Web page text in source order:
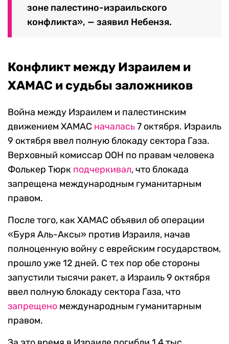
зоне палестино-израильского
конфликта», — заявил Небензя.
Конфликт между Израилем и
ХАМАС и судьбы заложников
Война между Израилем и палестинским
движением ХАМАС началась7 октября. Израиль
9 октября ввел полную блокаду сектора Газа.
Верховный комиссар ООН по правам человека
Фолькер Тюрк подчеркивал, что блокада
запрещена международным гуманитарным
правом.
После того, как ХАМАС объявил об операции
«Буря Аль-Аксы» против Израиля, начав
полноценную войну с еврейским государством,
прошло уже 12 дней. С тех пор обе стороны
запустили тысячи ракет, а Израиль 9 октября
ввел полную блокаду сектора Газа, что
запрещено международным гуманитарным
правом.